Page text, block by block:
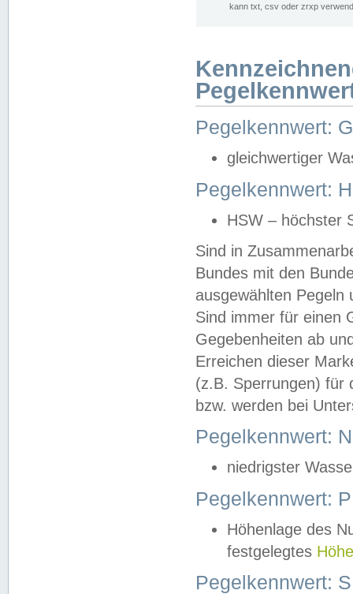
kann txt, csv oder zrxp
Pegelkennwert:
gleichwertiger
Pegelkennwert:
HSW – höchster
Sind in
Bundes mit den
ausgewählten
Sind immer für einen
Gegebenheiten ab
Erreichen dieser
(z.B. Sperrungen) für
bzw. werden bei
Pegelkennwert:
niedrigster
Pegelkennwert:
Höhenlage des
festgelegtes
Pegelkennwert: